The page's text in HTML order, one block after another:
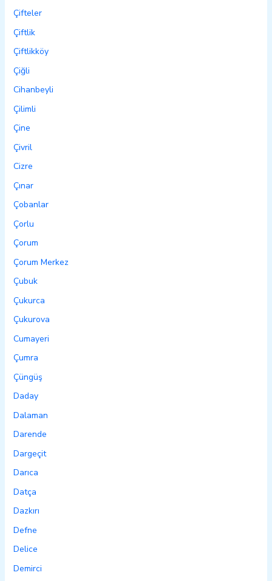
Çifteler
Çiftlik
Çiftlikköy
Çiğli
Cihanbeyli
Çilimli
Çine
Çivril
Cizre
Çınar
Çobanlar
Çorlu
Çorum
Çorum Merkez
Çubuk
Çukurca
Çukurova
Cumayeri
Çumra
Çüngüş
Daday
Dalaman
Darende
Dargeçit
Darıca
Datça
Dazkırı
Defne
Delice
Demirci